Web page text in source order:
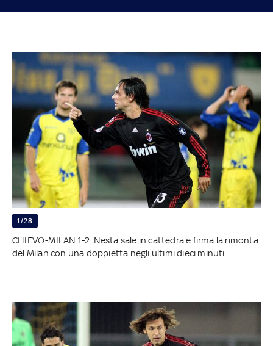
1/28
CHIEVO-MILAN 1-2. Nesta sale in cattedra e firma la rimonta
del Milan con una doppietta negli ultimi dieci minuti